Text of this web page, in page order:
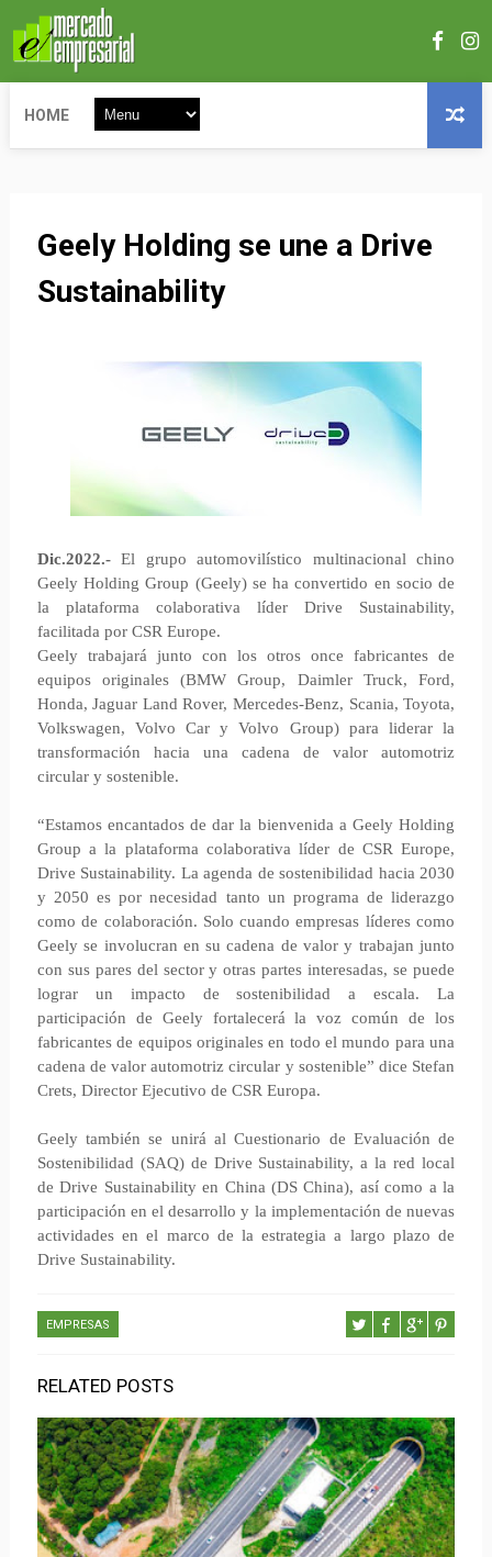
HOME
Geely Holding se une a Drive
Sustainability
Dic.2022.-El grupo automovilístico multinacional chino
Geely Holding Group (Geely) se ha convertido en socio de
la plataforma colaborativa líder Drive Sustainability,
facilitada por CSR Europe.
Geely trabajará junto con los otros once fabricantes de
equipos originales (BMW Group, Daimler Truck, Ford,
Honda, Jaguar Land Rover, Mercedes-Benz, Scania, Toyota,
Volkswagen, Volvo Car y Volvo Group) para liderar la
transformación hacia una cadena de valor automotriz
circular y sostenible.
“Estamos encantados de dar la bienvenida a Geely Holding
Group a la plataforma colaborativa líder de CSR Europe,
Drive Sustainability. La agenda de sostenibilidad hacia 2030
y 2050 es por necesidad tanto un programa de liderazgo
como de colaboración. Solo cuando empresas líderes como
Geely se involucran en su cadena de valor y trabajan junto
con sus pares del sector y otras partes interesadas, se puede
lograr un impacto de sostenibilidad a escala. La
participación de Geely fortalecerá la voz común de los
fabricantes de equipos originales en todo el mundo para una
cadena de valor automotriz circular y sostenible” dice Stefan
Crets, Director Ejecutivo de CSR Europa.
Geely también se unirá al Cuestionario de Evaluación de
Sostenibilidad (SAQ) de Drive Sustainability, a la red local
de Drive Sustainability en China (DS China), así como a la
participación en el desarrollo y la implementación de nuevas
actividades en el marco de la estrategia a largo plazo de
Drive Sustainability.
EMPRESAS
RELATED POSTS